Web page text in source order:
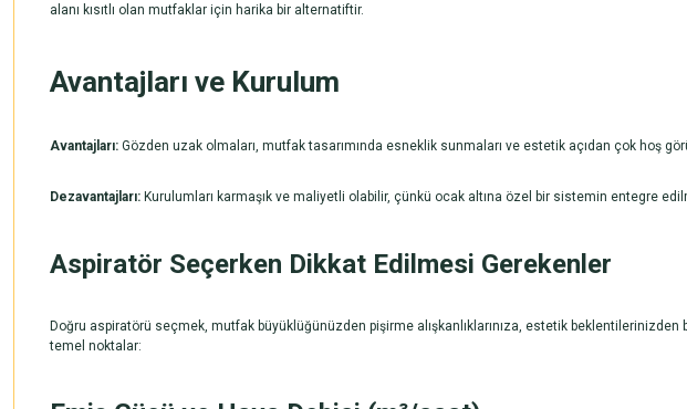
alanı kısıtlı olan mutfaklar için harika bir alternatiftir.
Avantajları ve Kurulum
Avantajları: Gözden uzak olmaları, mutfak tasarımında esneklik sunmaları ve estetik açıdan çok hoş
Dezavantajları: Kurulumları karmaşık ve maliyetli olabilir, çünkü ocak altına özel bir sistemin entegre
Aspiratör Seçerken Dikkat Edilmesi Gerekenler
Doğru aspiratörü seçmek, mutfak büyüklüğünüzden pişirme alışkanlıklarınıza, estetik
temel noktalar: